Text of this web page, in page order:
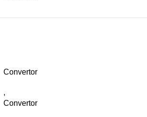
Convertor
,
Convertor